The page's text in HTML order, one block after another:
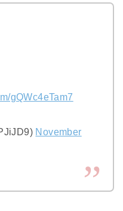
gQWc4eTam7
November